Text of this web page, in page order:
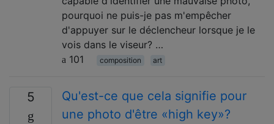
pourquoi ne puis-je pas m'empêcher
d'appuyer sur le déclencheur lorsque je le
vois dans le viseur? …
101
composition art
5
Qu'est-ce que cela signifie pour
une photo d'être «high key»?